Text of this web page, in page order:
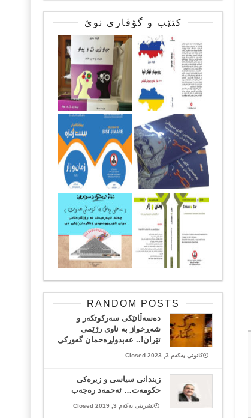
کتێب و گۆڤاری نوێ
RANDOM POSTS
دەسەڵاتێکی سەرکوتکەر و
شەڕخواز بە ناوی رژێمی
ئێران!.. عەبدولڕەحمان گەورکی
کانونی یەکەم 3, 2023 Closed
زیندانی سیاسی و زیره‌كی
حكومه‌ت… ئه‌حمه‌د ره‌جه‌ب
تشرینی یەکەم 3, 2019 Closed